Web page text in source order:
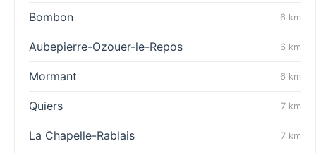
Bombon 6 km
Aubepierre-Ozouer-le-Repos 6 km
Mormant 6 km
Quiers 7 km
La Chapelle-Rablais 7 km